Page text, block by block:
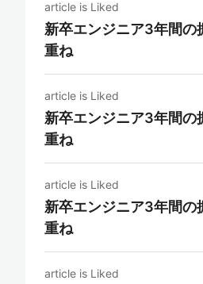
article is Liked
新卒エンジニア3年間
重ね
article is Liked
新卒エンジニア3年間
重ね
article is Liked
新卒エンジニア3年間
重ね
article is Liked